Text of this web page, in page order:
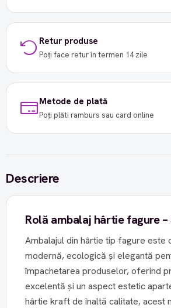
Retur produse
Poți face retur în termen 14 zile
Metode de plată
Poți plăti ramburs sau card online
Descriere
Rolă ambalaj hârtie fagure –
Ambalajul din hârtie tip fagure este
modernă, ecologică și elegantă
împachetarea produselor, oferind
excelentă și un aspect estetic
hârtie kraft de înaltă calitate, acest